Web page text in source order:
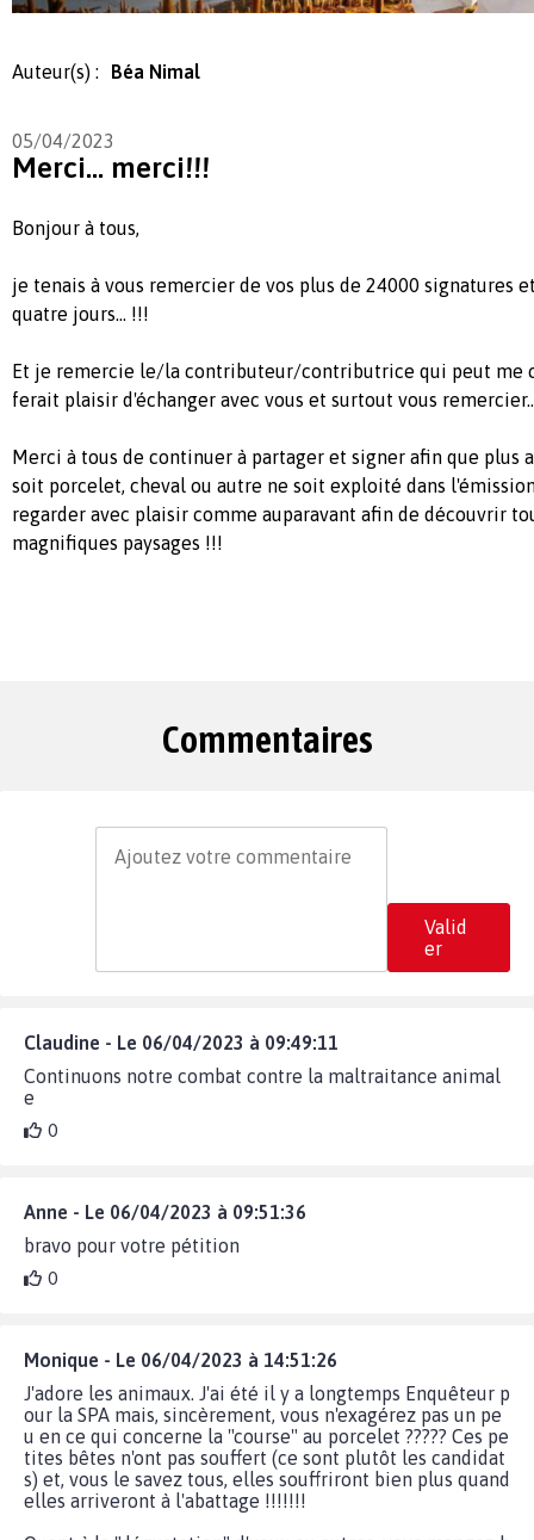
Auteur(s) : Béa Nimal
05/04/2023
Merci… merci!!!
Bonjour à tous,
je tenais à vous remercier de vos plus de 24000 signatures
quatre jours... !!!
Et je remercie le/la contributeur/contributrice qui peut me
ferait plaisir d'échanger avec vous et surtout vous
Merci à tous de continuer à partager et signer afin que plus
soit porcelet, cheval ou autre ne soit exploité dans
regarder avec plaisir comme auparavant afin de découvrir
magnifiques paysages !!!
Commentaires
Valid
er
Claudine - Le 06/04/2023 à 09:49:11
Continuons notre combat contre la maltraitance animal
e
0
Anne - Le 06/04/2023 à 09:51:36
bravo pour votre pétition
0
Monique - Le 06/04/2023 à 14:51:26
J'adore les animaux. J'ai été il y a longtemps Enquêteur p
our la SPA mais, sincèrement, vous n'exagérez pas un pe
u en ce qui concerne la "course" au porcelet ????? Ces pe
tites bêtes n'ont pas souffert (ce sont plutôt les candidat
s) et, vous le savez tous, elles souffriront bien plus quand
elles arriveront à l'abattage !!!!!!!